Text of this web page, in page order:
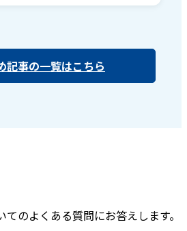
記事の一覧はこちら
のよくある質問にお答えします。